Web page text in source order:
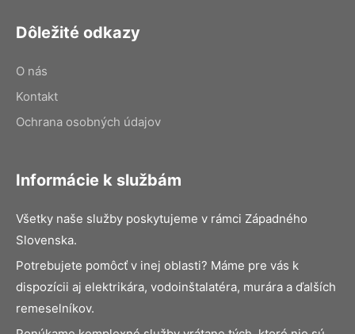
Dôležité odkazy
O nás
Kontakt
Ochrana osobných údajov
Informácie k službám
Všetky naše služby poskytujeme v rámci Západného
Slovenska.
Potrebujete pomôcť v inej oblasti? Máme pre vás k
dispozícii aj elektrikára, vodoinštalatéra, murára a ďalších
remeselníkov.